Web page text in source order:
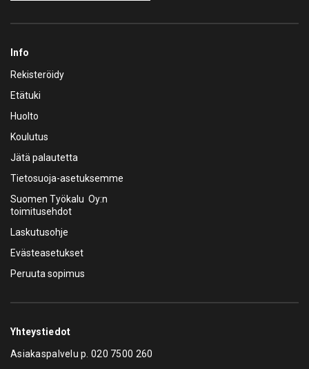
Info
Rekisteröidy
Etätuki
Huolto
Koulutus
Jätä palautetta
Tietosuoja-asetuksemme
Suomen Työkalu Oy:n
toimitusehdot
Laskutusohje
Evästeasetukset
Peruuta sopimus
Yhteystiedot
Asiakaspalvelu p.020 7500 260